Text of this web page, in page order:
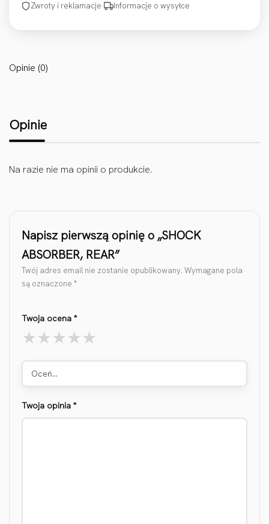
Zwroty i reklamacje· Informacje o wysyłce
Opinie (0)
Opinie
Na razie nie ma opinii o produkcie.
Napisz pierwszą opinię o „SHOCK
ABSORBER, REAR”
Twój adres email nie zostanie opublikowany. Wymagane pola
są oznaczone *
Twoja ocena *
Oceń…
Twoja opinia *